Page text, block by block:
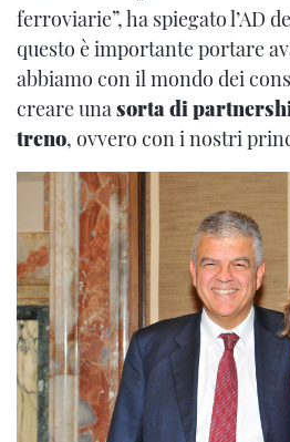
ferroviarie”, ha spiegato l’AD
questo è importante portare
abbiamo con il mondo dei
creare unasorta di
treno, ovvero con i nostri